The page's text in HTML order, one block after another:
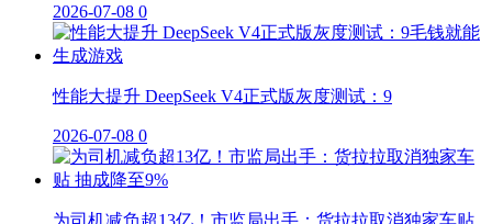
2026-07-08 0
性能大提升 DeepSeek V4正式版灰度测试：9
2026-07-08 0
为司机减负超13亿！市监局出手：货拉拉取消独家车贴